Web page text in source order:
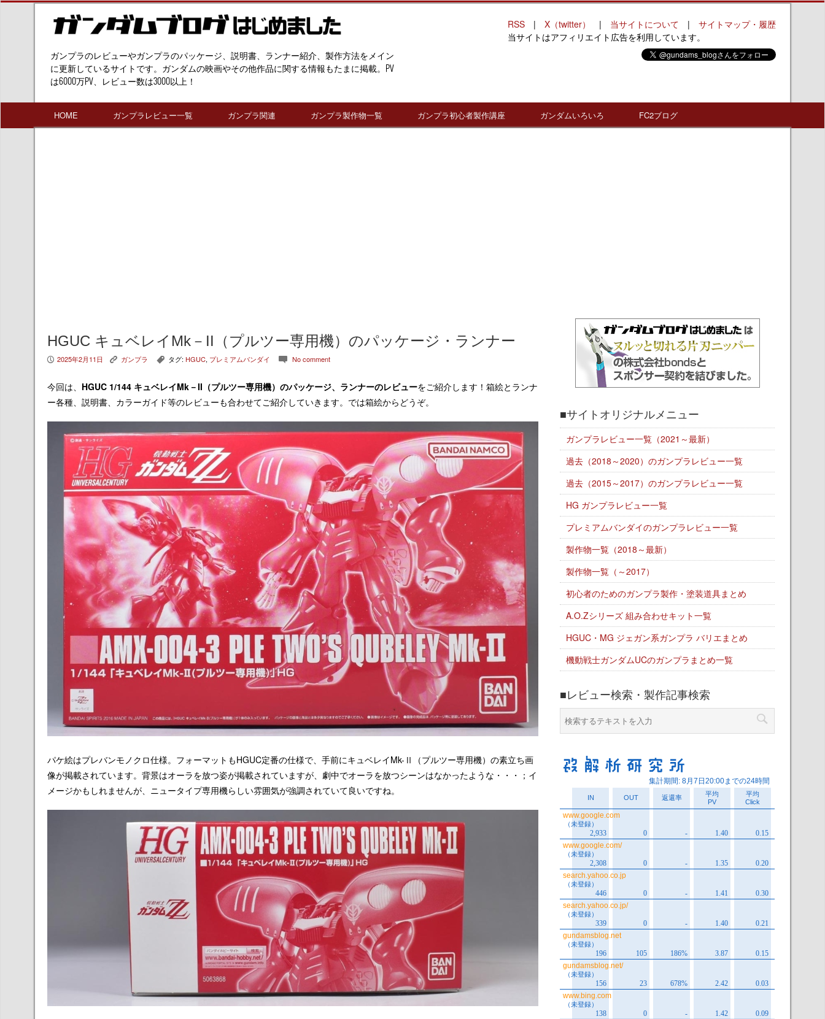
ガンプラのレビューやガンプラのパッケージ、説明書、ランナー紹介、製作方法をメイン
に更新しているサイトです。ガンダムの映画やその他作品に関する情報もたまに掲載。PV
は6000万PV、レビュー数は3000以上！
RSS | X（twitter） | 当サイトについて | サイトマップ・履歴
当サイトはアフィリエイト広告を利用しています。
HOME ガンプラレビュー一覧 ガンプラ関連 ガンプラ製作物一覧 ガンプラ初心者製作講座 ガンダムいろいろ FC2ブログ
HGUC キュベレイMk－II（プルツー専用機）のパッケージ・ランナー
P 2025年2月11日 K ガンプラ , タグ: HGUC, プレミアムバンダイ c No comment
今回は、 HGUC 1/144 キュベレイMk－II（プルツー専用機）のパッケージ、ランナーのレビューをご紹介します！箱絵とランナ
ー各種、説明書、カラーガイド等のレビューも合わせてご紹介していきます。では箱絵からどうぞ。
パケ絵はプレバンモノクロ仕様。フォーマットもHGUC定番の仕様で、手前にキュベレイMk-Ⅱ（プルツー専用機）の素立ち画
像が掲載されています。背景はオーラを放つ姿が掲載されていますが、劇中でオーラを放つシーンはなかったような・・・；イ
メージかもしれませんが、ニュータイプ専用機らしい雰囲気が強調されていて良いですね。
■サイトオリジナルメニュー
ガンプラレビュー一覧（2021～最新）
過去（2018～2020）のガンプラレビュー一覧
過去（2015～2017）のガンプラレビュー一覧
HG ガンプラレビュー一覧
プレミアムバンダイのガンプラレビュー一覧
製作物一覧（2018～最新）
製作物一覧（～2017）
初心者のためのガンプラ製作・塗装道具まとめ
A.O.Zシリーズ 組み合わせキット一覧
HGUC・MG ジェガン系ガンプラ バリエまとめ
機動戦士ガンダムUCのガンプラまとめ一覧
■レビュー検索・製作記事検索